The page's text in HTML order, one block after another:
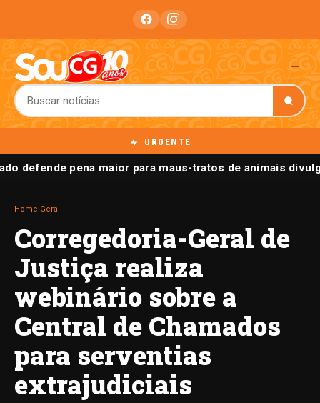
URGENTE
defende pena maior para maus-tratos de animais
Home Geral
Corregedoria-Geral de
Justiça realiza
webinário sobre a
Central de Chamados
para serventias
extrajudiciais